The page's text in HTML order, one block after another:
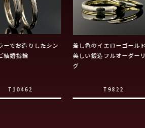
ーでお造りしたシン
結婚指輪
T10462
差し色のイエローゴール
美しい鍛造フルオーダー
グ
T9822